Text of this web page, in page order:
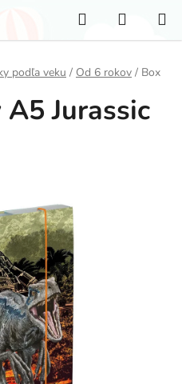
Hľadať
KOŠÍK
podľa veku / Od 6 rokov / Box
Jurassic